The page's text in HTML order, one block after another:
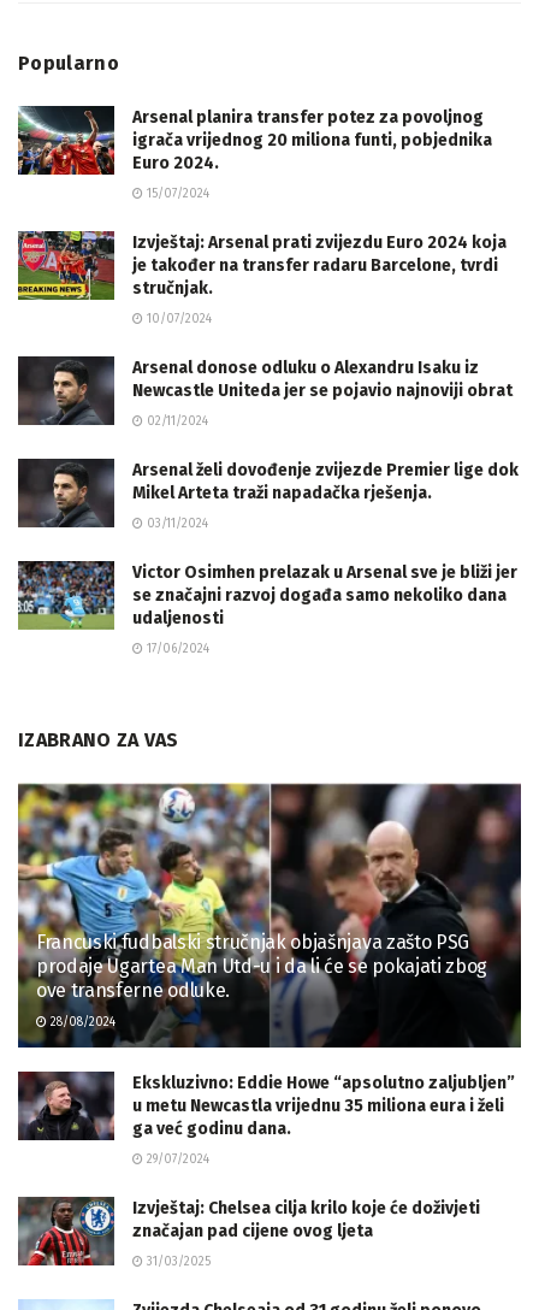
Popularno
Arsenal planira transfer potez za povoljnog
igrača vrijednog 20 miliona funti, pobjednika
Euro 2024.
15/07/2024
Izvještaj: Arsenal prati zvijezdu Euro 2024 koja
je također na transfer radaru Barcelone, tvrdi
stručnjak.
10/07/2024
Arsenal donose odluku o Alexandru Isaku iz
Newcastle Uniteda jer se pojavio najnoviji obrat
02/11/2024
Arsenal želi dovođenje zvijezde Premier lige dok
Mikel Arteta traži napadačka rješenja.
03/11/2024
Victor Osimhen prelazak u Arsenal sve je bliži jer
se značajni razvoj događa samo nekoliko dana
udaljenosti
17/06/2024
IZABRANO ZA VAS
Francuski fudbalski stručnjak objašnjava zašto PSG
prodaje Ugartea Man Utd-u i da li će se pokajati zbog
ove transferne odluke.
28/08/2024
Ekskluzivno: Eddie Howe “apsolutno zaljubljen”
u metu Newcastla vrijednu 35 miliona eura i želi
ga već godinu dana.
29/07/2024
Izvještaj: Chelsea cilja krilo koje će doživjeti
značajan pad cijene ovog ljeta
31/03/2025